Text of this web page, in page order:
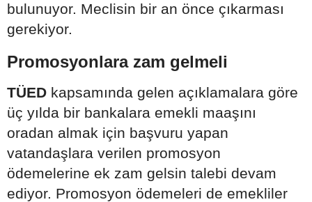
bulunuyor. Meclisin bir an önce çıkarması
gerekiyor.
Promosyonlara zam gelmeli
TÜED kapsamında gelen açıklamalara göre
üç yılda bir bankalara emekli maaşını
oradan almak için başvuru yapan
vatandaşlara verilen promosyon
ödemelerine ek zam gelsin talebi devam
ediyor. Promosyon ödemeleri de emekliler